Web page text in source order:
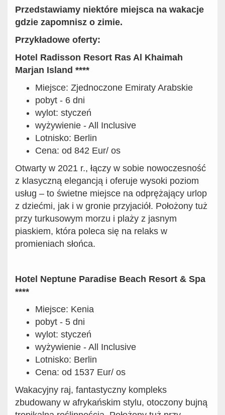
Przedstawiamy niektóre miejsca na wakacje
gdzie zapomnisz o zimie.
Przykładowe oferty:
Hotel Radisson Resort Ras Al Khaimah
Marjan Island ****
Miejsce: Zjednoczone Emiraty Arabskie
pobyt - 6 dni
wylot: styczeń
wyżywienie - All Inclusive
Lotnisko: Berlin
Cena: od 842 Eur/ os
Otwarty w 2021 r., łączy w sobie nowoczesność
z klasyczną elegancją i oferuje wysoki poziom
usług – to świetne miejsce na odprężający urlop
z dziećmi, jak i w gronie przyjaciół. Położony tuż
przy turkusowym morzu i plaży z jasnym
piaskiem, która poleca się na relaks w
promieniach słońca.
Hotel Neptune Paradise Beach Resort & Spa
****
Miejsce: Kenia
pobyt - 5 dni
wylot: styczeń
wyżywienie - All Inclusive
Lotnisko: Berlin
Cena: od 1537 Eur/ os
Wakacyjny raj, fantastyczny kompleks
zbudowany w afrykańskim stylu, otoczony bujną